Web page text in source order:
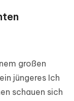
großen
jüngeres Ich
schauen sich